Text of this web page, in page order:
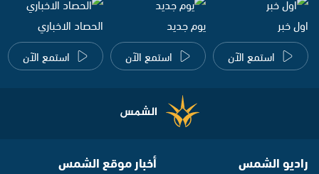
اول خبر
استمع الآن
يوم جديد
استمع الآن
الحصاد الاخباري
استمع الآن
راديو الشمس أخبار موقع الشمس